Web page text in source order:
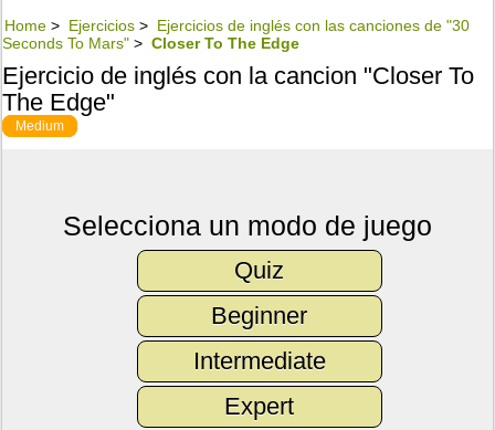
Home > Ejercicios > Ejercicios de inglés con las canciones de "30
Seconds To Mars" > Closer To The Edge
Ejercicio de inglés con la cancion "Closer To
The Edge"
Medium
Selecciona un modo de juego
Quiz
Beginner
Intermediate
Expert